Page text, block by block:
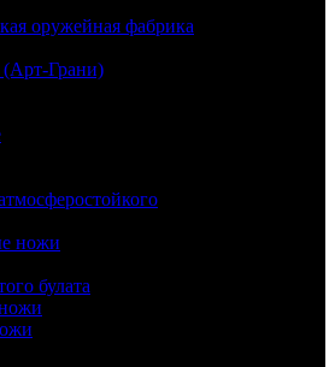
оружейная фабрика
Грани)
ножи
булата